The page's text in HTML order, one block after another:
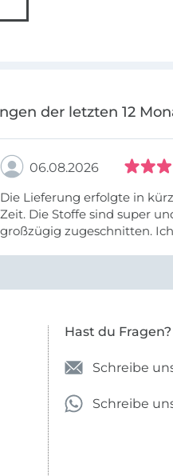
der letzten 12
06.08.2026
Die Lieferung erfolgte in
Zeit. Die Stoffe sind super und
großzügig zugeschnitten.
Hast du Fragen?
Schreibe
Schreibe